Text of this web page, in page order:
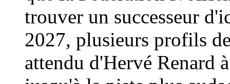
trouver un successeur
2027, plusieurs profils
attendu d'Hervé Renard